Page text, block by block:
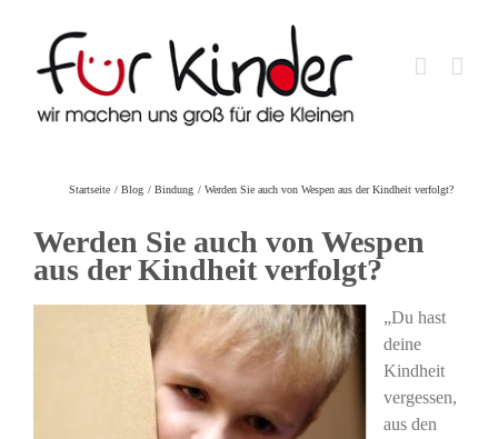
content
Startseite Blog Bindung Werden Sie auch von Wespen aus der Kindheit verfolgt?
Werden Sie auch von Wespen
aus der Kindheit verfolgt?
„Du hast
deine
Kindheit
vergessen,
aus den